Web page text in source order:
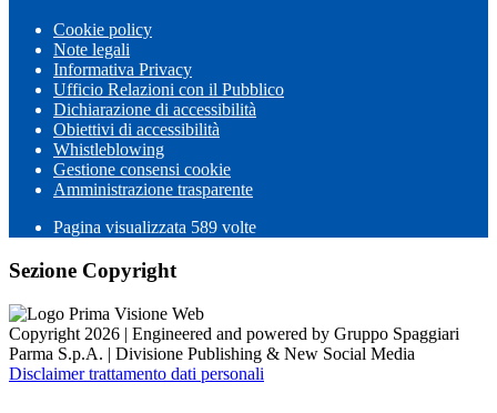
Cookie policy
Note legali
Informativa Privacy
Ufficio Relazioni con il Pubblico
Dichiarazione di accessibilità
Obiettivi di accessibilità
Whistleblowing
Gestione consensi cookie
Amministrazione trasparente
Pagina visualizzata 589 volte
Sezione Copyright
Copyright 2026 | Engineered and powered by Gruppo Spaggiari
Parma S.p.A. | Divisione Publishing & New Social Media
Disclaimer trattamento dati personali